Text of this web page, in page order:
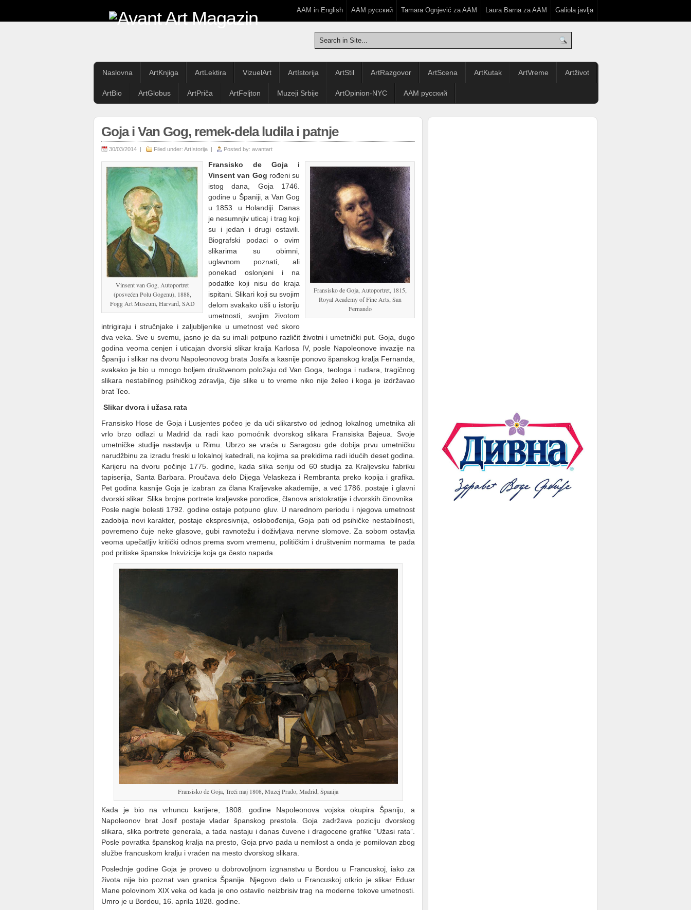
AAM in English ААМ русский Tamara Ognjević za AAM Laura Barna za AAM Galiola javlja
Naslovna ArtKnjiga ArtLektira VizuelArt ArtIstorija ArtStil ArtRazgovor ArtScena ArtKutak ArtVreme Artživot
ArtBio ArtGlobus ArtPriča ArtFeljton Muzeji Srbije ArtOpinion-NYC ААМ русский
Goja i Van Gog, remek-dela ludila i patnje
30/03/2014 | Filed under: ArtIstorija | Posted by: avantart
Vinsent van Gog, Autoportret
(posvećen Polu Gogenu), 1888,
Fogg Art Museum, Harvard, SAD
Fransisko de Goja, Autoportret, 1815,
Royal Academy of Fine Arts, San
Fernando
Fransisko de Goja i
Vinsent van Gog rođeni su
istog dana, Goja 1746.
godine u Španiji, a Van Gog
u 1853. u Holandiji. Danas
je nesumnjiv uticaj i trag koji
su i jedan i drugi ostavili.
Biografski podaci o ovim
slikarima su obimni,
uglavnom poznati, ali
ponekad oslonjeni i na
podatke koji nisu do kraja
ispitani. Slikari koji su svojim
delom svakako ušli u istoriju
umetnosti, svojim životom
intrigiraju i stručnjake i zaljubljenike u umetnost već skoro
dva veka. Sve u svemu, jasno je da su imali potpuno različit životni i umetnički put. Goja, dugo
godina veoma cenjen i uticajan dvorski slikar kralja Karlosa IV, posle Napoleonove invazije na
Španiju i slikar na dvoru Napoleonovog brata Josifa a kasnije ponovo španskog kralja Fernanda,
svakako je bio u mnogo boljem društvenom položaju od Van Goga, teologa i rudara, tragičnog
slikara nestabilnog psihičkog zdravlja, čije slike u to vreme niko nije želeo i koga je izdržavao
brat Teo.
Slikar dvora i užasa rata
Fransisko Hose de Goja i Lusjentes počeo je da uči slikarstvo od jednog lokalnog umetnika ali
vrlo brzo odlazi u Madrid da radi kao pomoćnik dvorskog slikara Fransiska Bajeua. Svoje
umetničke studije nastavlja u Rimu. Ubrzo se vraća u Saragosu gde dobija prvu umetničku
narudžbinu za izradu freski u lokalnoj katedrali, na kojima sa prekidima radi idućih deset godina.
Karijeru na dvoru počinje 1775. godine, kada slika seriju od 60 studija za Kraljevsku fabriku
tapiserija, Santa Barbara. Proučava delo Dijega Velaskeza i Rembranta preko kopija i grafika.
Pet godina kasnije Goja je izabran za člana Kraljevske akademije, a već 1786. postaje i glavni
dvorski slikar. Slika brojne portrete kraljevske porodice, članova aristokratije i dvorskih činovnika.
Posle nagle bolesti 1792. godine ostaje potpuno gluv. U narednom periodu i njegova umetnost
zadobija novi karakter, postaje ekspresivnija, oslobođenija, Goja pati od psihičke nestabilnosti,
povremeno čuje neke glasove, gubi ravnotežu i doživljava nervne slomove. Za sobom ostavlja
veoma upečatljiv kritički odnos prema svom vremenu, političkim i društvenim normama te pada
pod pritiske španske Inkvizicije koja ga često napada.
Fransisko de Goja, Treći maj 1808, Muzej Prado, Madrid, Španija
Kada je bio na vrhuncu karijere, 1808. godine Napoleonova vojska okupira Španiju, a
Napoleonov brat Josif postaje vladar španskog prestola. Goja zadržava poziciju dvorskog
slikara, slika portrete generala, a tada nastaju i danas čuvene i dragocene grafike “Užasi rata”.
Posle povratka španskog kralja na presto, Goja prvo pada u nemilost a onda je pomilovan zbog
službe francuskom kralju i vraćen na mesto dvorskog slikara.
Poslednje godine Goja je proveo u dobrovoljnom izgnanstvu u Bordou u Francuskoj, iako za
života nije bio poznat van granica Španije. Njegovo delo u Francuskoj otkrio je slikar Eduar
Mane polovinom XIX veka od kada je ono ostavilo neizbrisiv trag na moderne tokove umetnosti.
Umro je u Bordou, 16. aprila 1828. godine.